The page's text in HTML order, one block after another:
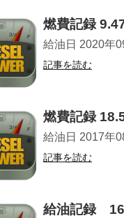
燃費記録
給油日 2020年
記事を読む
燃費記録
給油日 2017年
記事を読む
給油記録